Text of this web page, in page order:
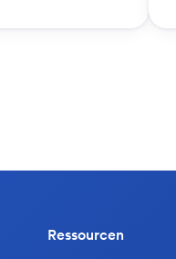
Ressourcen